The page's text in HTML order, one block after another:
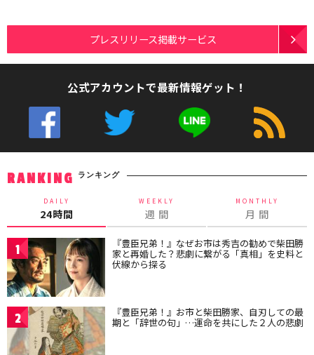
プレスリリース掲載サービス
公式アカウントで最新情報ゲット！
RANKING ランキング
DAILY
24時間
WEEKLY
週 間
MONTHLY
月 間
1 『豊臣兄弟！』なぜお市は秀吉の勧めで柴田勝
家と再婚した？悲劇に繋がる「真相」を史料と
伏線から探る
2 『豊臣兄弟！』お市と柴田勝家、自刃しての最
期と「辞世の句」…運命を共にした２人の悲劇